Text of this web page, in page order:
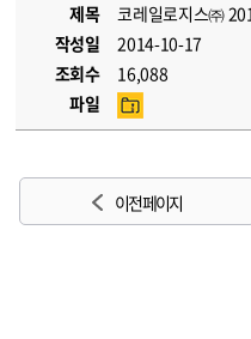
제목
코레일로지스㈜
작성일
2014-10-17
조회수
16,088
파일
이전 페이지